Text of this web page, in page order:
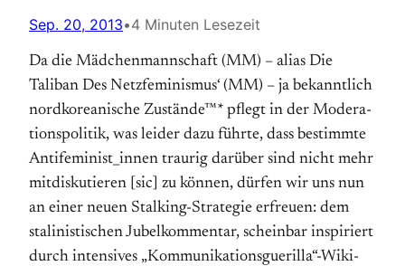
Sep. 20, 2013•4 Minuten Lesezeit
Da die Mädchenmannschaft (MM) – alias Die
Taliban Des Netzfeminismus‘ (MM) – ja bekannt­lich
nord­korea­nische Zu­stän­de™* pflegt in der Mo­dera­
tions­poli­tik, was lei­der da­zu führ­te, dass be­stimmte
Anti­feminist_innen trau­rig darüber sind nicht mehr
mitdiskutieren [sic] zu können, dürfen wir uns nun
an einer neuen Stalking-Strategie erfreuen: dem
stali­nisti­schen Ju­bel­kommen­tar, schein­bar in­spi­riert
durch in­ten­si­ves „Ko­mmu­nika­tions­guerilla“-Wiki­